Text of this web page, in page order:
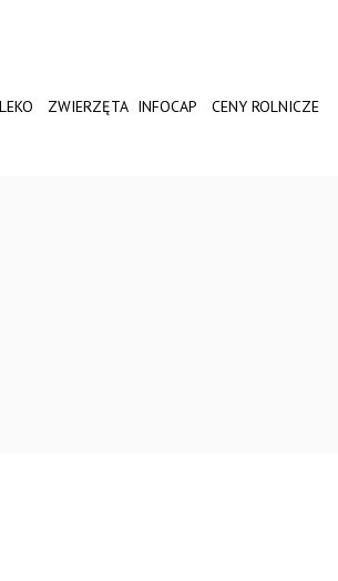
ZWIERZĘTA INFOCAP CENY ROLNICZE